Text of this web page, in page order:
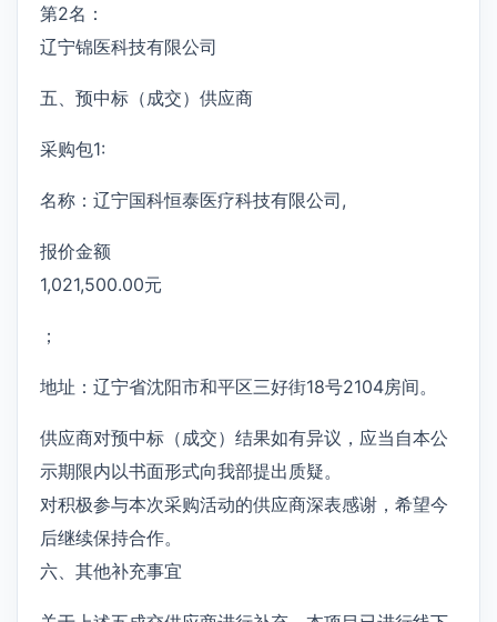
第2名：
辽宁锦医科技有限公司
五、预中标（成交）供应商
采购包1:
名称：辽宁国科恒泰医疗科技有限公司,
报价金额
1,021,500.00元
；
地址：辽宁省沈阳市和平区三好街18号2104房间。
供应商对预中标（成交）结果如有异议，应当自本公
示期限内以书面形式向我部提出质疑。
对积极参与本次采购活动的供应商深表感谢，希望今
后继续保持合作。
六、其他补充事宜